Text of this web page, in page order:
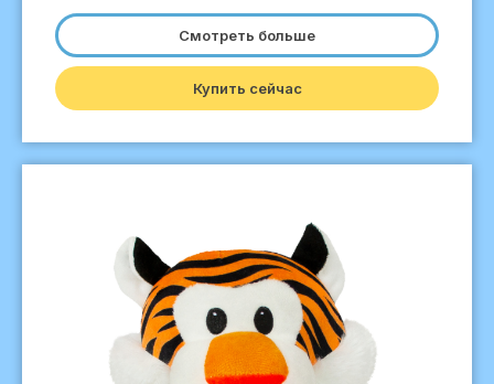
Смотреть больше
Купить сейчас